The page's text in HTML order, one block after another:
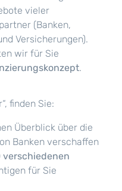
vieler
(Banken,
Versicherungen).
wir für Sie
.
finden Sie:
Überblick über die
Banken verschaffen
verschiedenen
für Sie